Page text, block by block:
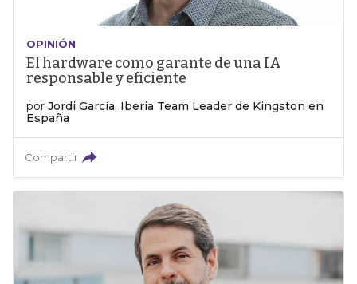
OPINIÓN
El hardware como garante de una IA
responsable y eficiente
por Jordi García, Iberia Team Leader de Kingston en
España
Compartir